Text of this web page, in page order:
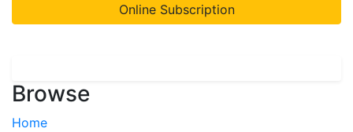
Online Subscription
Browse
Home